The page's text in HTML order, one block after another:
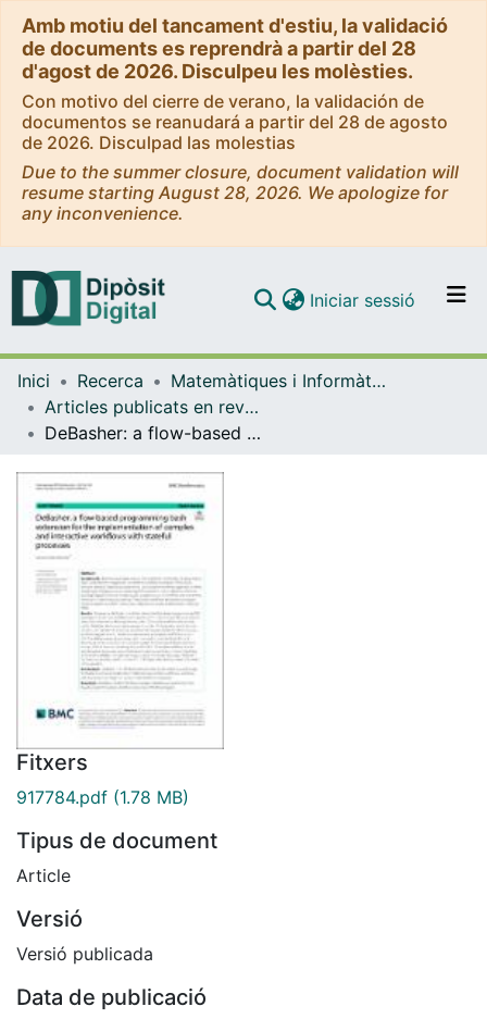
Amb motiu del tancament d'estiu, la validació
de documents es reprendrà a partir del 28
d'agost de 2026. Disculpeu les molèsties.
Con motivo del cierre de verano, la validación de
documentos se reanudará a partir del 28 de agosto
de 2026. Disculpad las molestias
Due to the summer closure, document validation will
resume starting August 28, 2026. We apologize for
any inconvenience.
Navega per tot el DD
Com publicar
Iniciar sessió (current)
Inici Recerca
Matemàtiques i Informàtica
Articles publicats en revistes (Matemàtiques i Informàtica)
DeBasher: a flow-based programming bash extension for the implementation of complex and interactive workflows with stateful processes
Fitxers
917784.pdf (1.78 MB)
Tipus de document
Article
Versió
Versió publicada
Data de publicació